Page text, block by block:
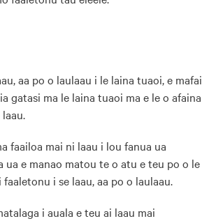
aa po o laulaau i le laina tuaoi, e mafai
gatasi ma le laina tuaoi ma e le o afaina
faailoa mai ni laau i lou fanua ua
ua e manao matou te o atu e teu po o le
i se laau, aa po o laulaau.
i auala e teu ai laau mai